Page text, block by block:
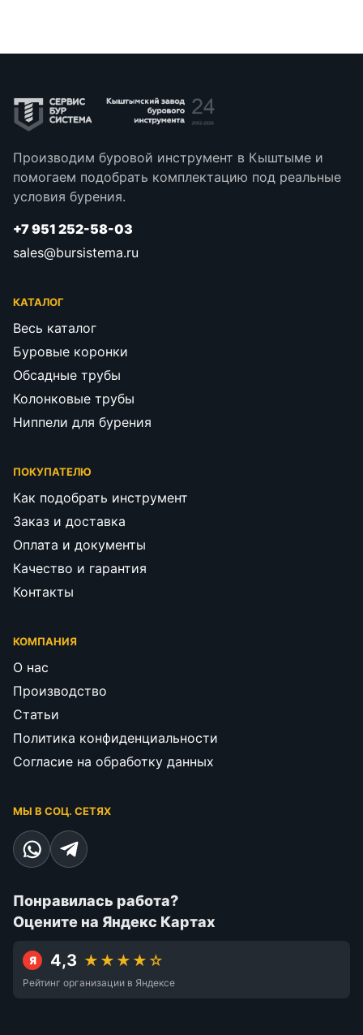
Производим буровой инструмент в Кыштыме и
помогаем подобрать комплектацию под реальные
условия бурения.
+7 951 252-58-03
sales@bursistema.ru
КАТАЛОГ
Весь каталог
Буровые коронки
Обсадные трубы
Колонковые трубы
Ниппели для бурения
ПОКУПАТЕЛЮ
Как подобрать инструмент
Заказ и доставка
Оплата и документы
Качество и гарантия
Контакты
КОМПАНИЯ
О нас
Производство
Статьи
Политика конфиденциальности
Согласие на обработку данных
МЫ В СОЦ. СЕТЯХ
Понравилась работа?
Оцените на Яндекс Картах
Я 4,3 ★★★★☆
Рейтинг организации в Яндексе